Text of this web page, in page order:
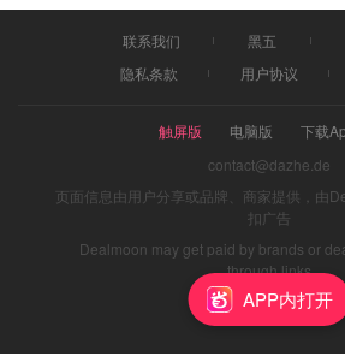
APP内打开
联系我们 黑五
隐私条款
用户协议
触屏版 电脑版
下载
contact@dazhe.de
页面信息由用户分享或品牌、商家提供，由
扣广告
Dealmoon may get paid by brands or
through links